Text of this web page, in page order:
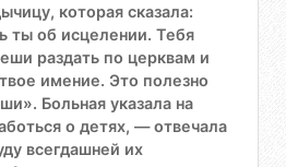
которая сказала:
ты об исцелении. Тебя
раздать по церквам и
имение. Это полезно
Больная указала на
о детях, — отвечала
всегдашней их